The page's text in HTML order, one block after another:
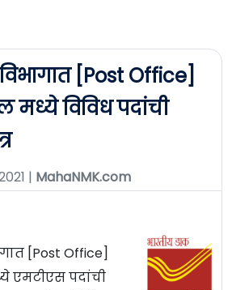
[Post Office]
मध्ये विविध पदांची
| MahaNMK.com
[Post Office]
एमटीएस पदांची